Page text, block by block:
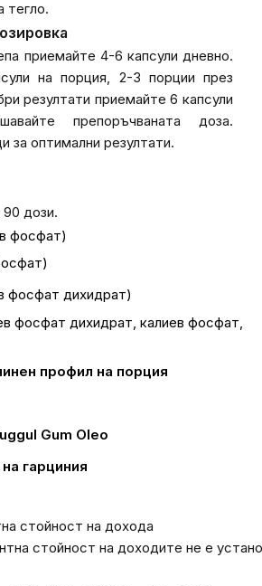
тегло.
приемайте 4-6 капсули дневно.
на порция, 2-3 порции през
резултати приемайте 6 капсули
препоръчваната доза.
оптимални резултати.
дози.
фосфат)
фосфат дихидрат)
фосфат дихидрат, калиев фосфат,
профил на порция
Gum Oleo
на гарциния
стойност на дохода
стойност на доходите не е